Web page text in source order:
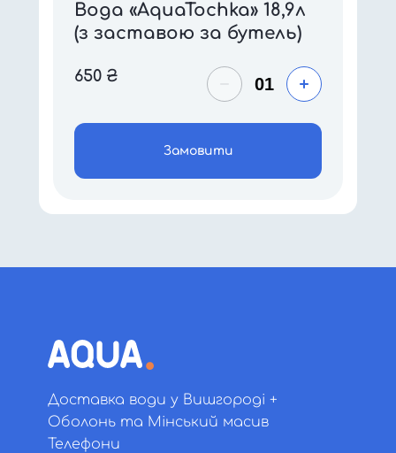
Вода «AquaTochka» 18,9л
(з заставою за бутель)
650 ₴
Замовити
Доставка води у Вишгороді +
Оболонь та Мінський масив
Телефони